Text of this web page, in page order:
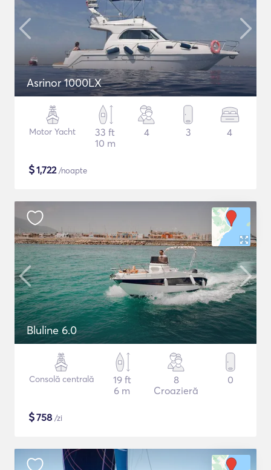
Asrinor 1000LX
Motor Yacht
33 ft
10 m
4 3 4
$1,722/noapte
Bluline 6.0
Consolă centrală
19 ft
6 m
8
Croazieră
0
$758 /zi